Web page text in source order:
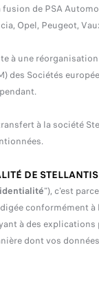
de PSA
Opel, Peugeot,
à une
des Sociétés
à la société
DE
"), c'est
conformément
à des
dont vos